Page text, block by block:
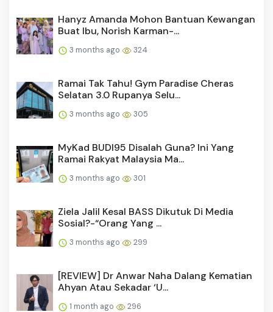
Hanyz Amanda Mohon Bantuan Kewangan
Buat Ibu, Norish Karman-...
3 months ago 324
Ramai Tak Tahu! Gym Paradise Cheras
Selatan 3.0 Rupanya Selu...
3 months ago 305
MyKad BUDI95 Disalah Guna? Ini Yang
Ramai Rakyat Malaysia Ma...
3 months ago 301
Ziela Jalil Kesal BASS Dikutuk Di Media
Sosial?-“Orang Yang ...
3 months ago 299
[REVIEW] Dr Anwar Naha Dalang Kematian
Ahyan Atau Sekadar ‘U...
1 month ago 296